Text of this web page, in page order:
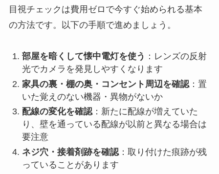
目視チェックは費用ゼロで今すぐ始められる基本
の方法です。以下の手順で進めましょう。
部屋を暗くして懐中電灯を使う ：レンズの反射
光でカメラを発見しやすくなります
家具の裏・棚の奥・コンセント周辺を確認：置
いた覚えのない機器・異物がないか
配線の変化を確認：新たに配線が増えていた
り、壁を通っている配線が以前と異なる場合は
要注意
ネジ穴・接着剤跡を確認：取り付けた痕跡が残
っていることがあります